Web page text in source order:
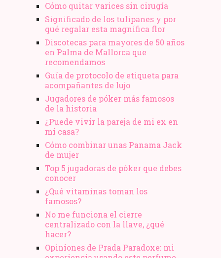
Cómo quitar varices sin cirugía
Significado de los tulipanes y por
qué regalar esta magnífica flor
Discotecas para mayores de 50 años
en Palma de Mallorca que
recomendamos
Guía de protocolo de etiqueta para
acompañantes de lujo
Jugadores de póker más famosos
de la historia
¿Puede vivir la pareja de mi ex en
mi casa?
Cómo combinar unas Panama Jack
de mujer
Top 5 jugadoras de póker que debes
conocer
¿Qué vitaminas toman los
famosos?
No me funciona el cierre
centralizado con la llave, ¿qué
hacer?
Opiniones de Prada Paradoxe: mi